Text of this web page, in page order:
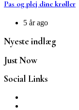
Pas og plej dine krøller
5 år ago
Nyeste indlæg
Just Now
Social Links